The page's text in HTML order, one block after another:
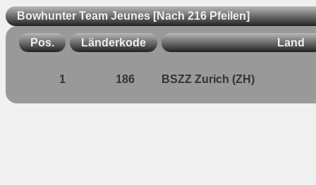
Bowhunter Team Jeunes [Nach 216 Pfeilen]
Pos. Länderkode Land
1 186 BSZZ Zurich (ZH)